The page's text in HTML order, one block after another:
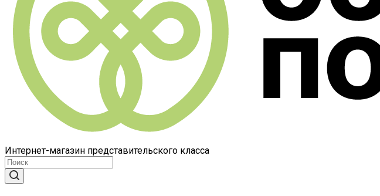
Интернет-магазин представительского класса